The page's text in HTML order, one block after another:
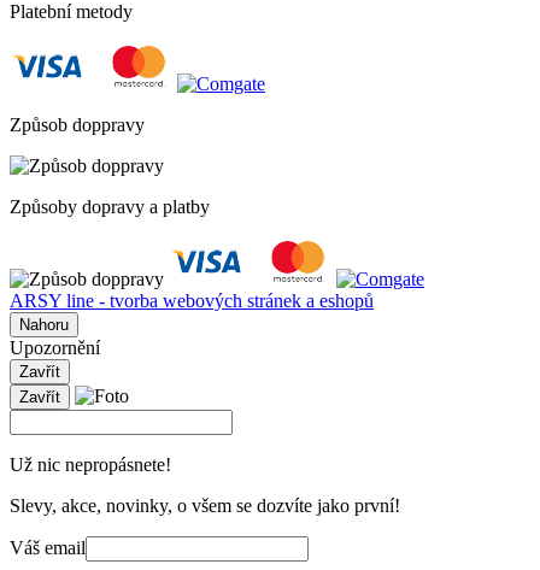
Platební metody
Způsob doppravy
Způsoby dopravy a platby
ARSY line - tvorba webových stránek a eshopů
Nahoru
Upozornění
Zavřít
Zavřít
Už nic nepropásnete!
Slevy, akce, novinky, o všem se dozvíte jako první!
Váš email